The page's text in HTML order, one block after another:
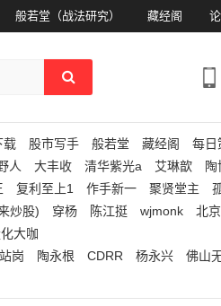
般若堂（战法研究） 藏经阁
载 股市写手 般若堂 藏经阁 每日
人 大丰收 清华紫光a 艾琳歆
复利至上1 作手新一 聚贤堂主
炒股) 穿杨 陈江挺 wjmonk
北
大咖
岗 陶永根 CDRR 杨永兴 佛山